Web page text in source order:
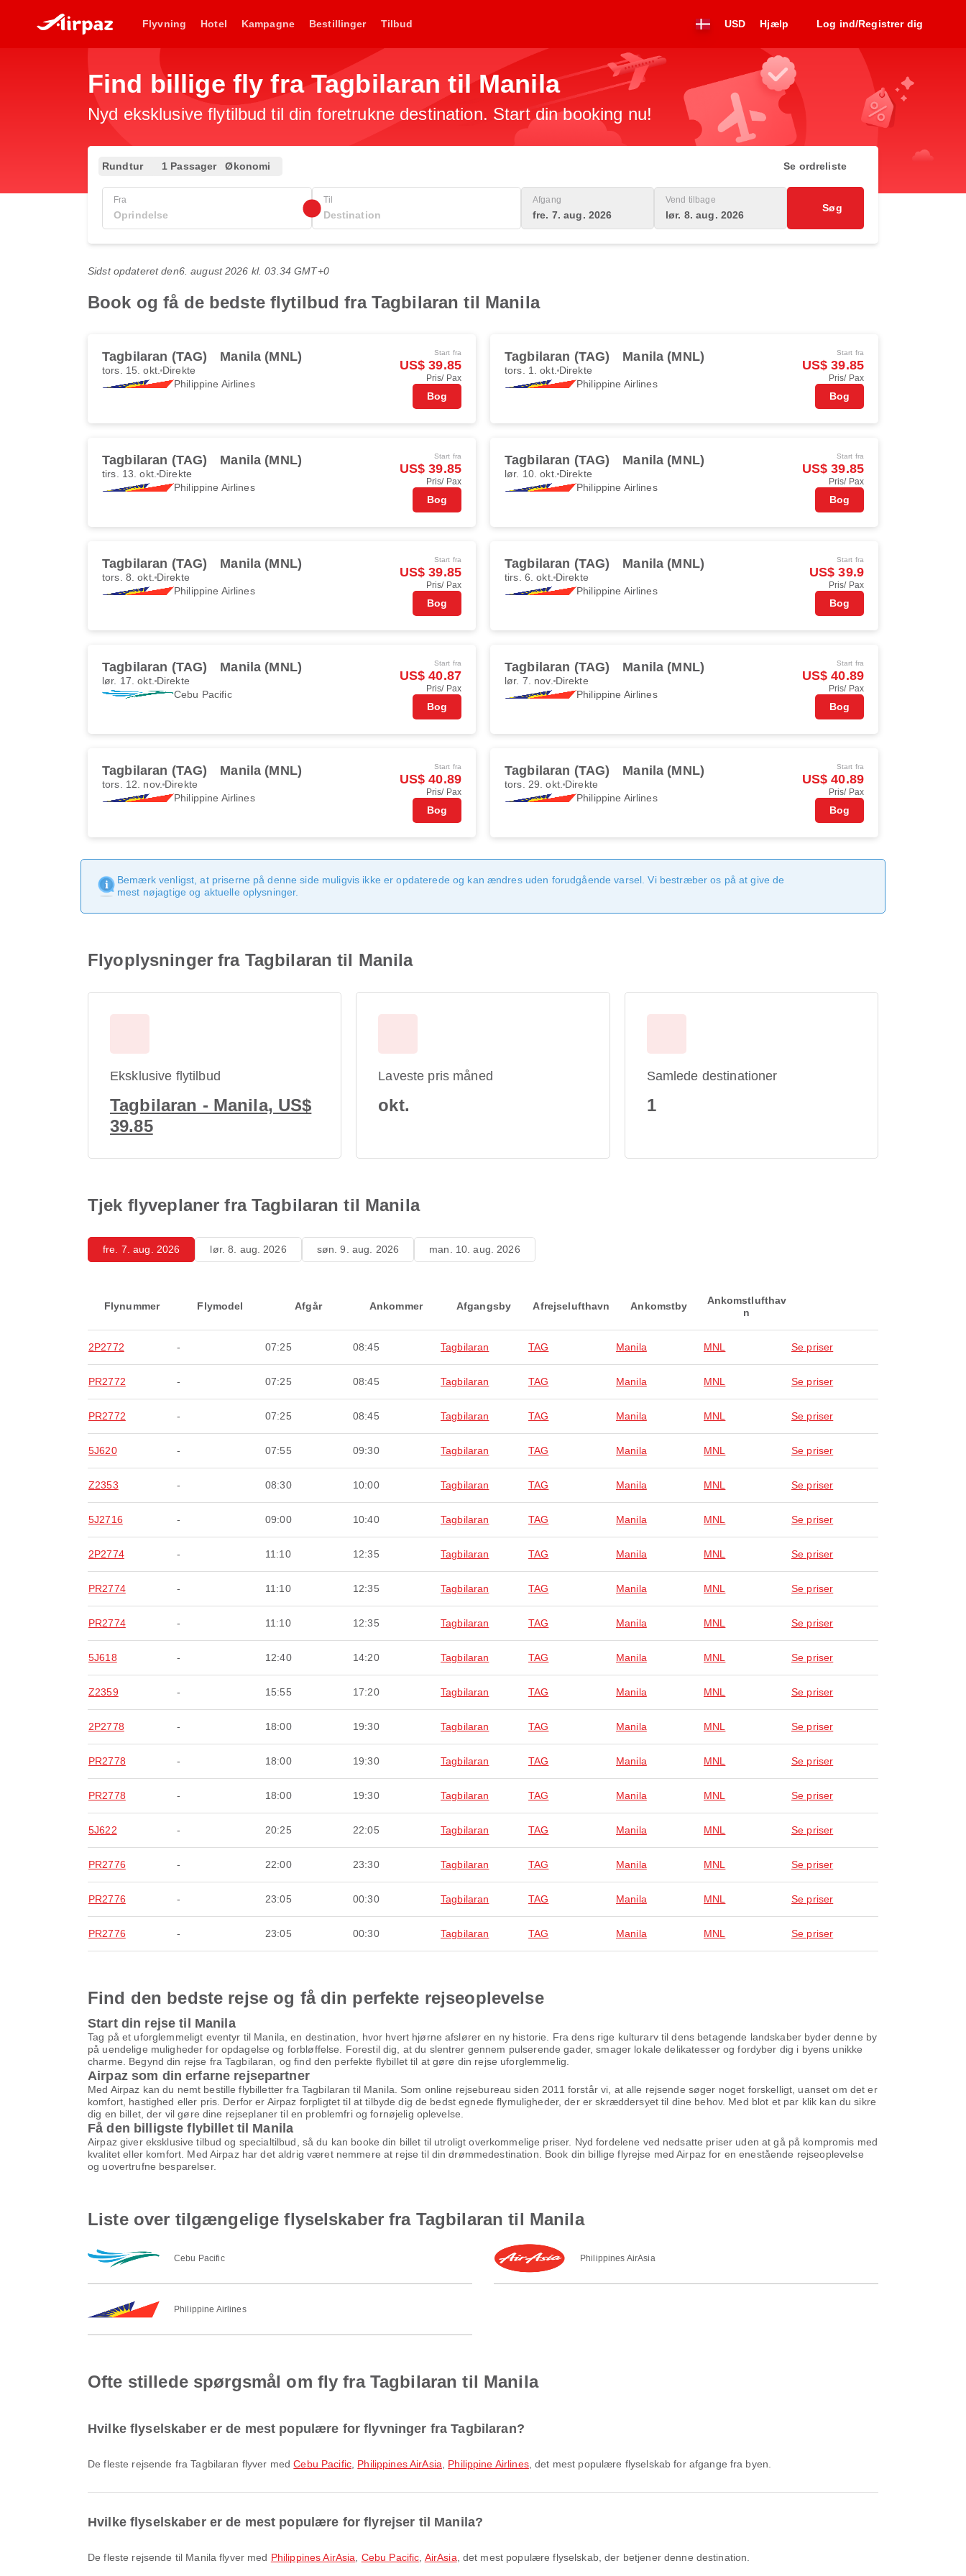
Flyvning Hotel Kampagne Bestillinger Tilbud USD Hjælp Log ind/Registrer dig
Find billige fly fra Tagbilaran til Manila
Nyd eksklusive flytilbud til din foretrukne destination. Start din booking nu!
Rundtur 1 Passager Økonomi Se ordreliste
Fra Til Afgang
fre. 7. aug. 2026
Vend tilbage
lør. 8. aug. 2026
Søg
Sidst opdateret den6. august 2026 kl. 03.34 GMT+0
Book og få de bedste flytilbud fra Tagbilaran til Manila
Tagbilaran (TAG) Manila (MNL)
tors. 15. okt. Direkte
Philippine Airlines
Start fra
US$ 39.85
Pris/ Pax
Bog
Tagbilaran (TAG) Manila (MNL)
tors. 1. okt. Direkte
Philippine Airlines
Start fra
US$ 39.85
Pris/ Pax
Bog
Tagbilaran (TAG) Manila (MNL)
tirs. 13. okt. Direkte
Philippine Airlines
Start fra
US$ 39.85
Pris/ Pax
Bog
Tagbilaran (TAG) Manila (MNL)
lør. 10. okt. Direkte
Philippine Airlines
Start fra
US$ 39.85
Pris/ Pax
Bog
Tagbilaran (TAG) Manila (MNL)
tors. 8. okt. Direkte
Philippine Airlines
Start fra
US$ 39.85
Pris/ Pax
Bog
Tagbilaran (TAG) Manila (MNL)
tirs. 6. okt. Direkte
Philippine Airlines
Start fra
US$ 39.9
Pris/ Pax
Bog
Tagbilaran (TAG) Manila (MNL)
lør. 17. okt. Direkte
Cebu Pacific
Start fra
US$ 40.87
Pris/ Pax
Bog
Tagbilaran (TAG) Manila (MNL)
lør. 7. nov. Direkte
Philippine Airlines
Start fra
US$ 40.89
Pris/ Pax
Bog
Tagbilaran (TAG) Manila (MNL)
tors. 12. nov. Direkte
Philippine Airlines
Start fra
US$ 40.89
Pris/ Pax
Bog
Tagbilaran (TAG) Manila (MNL)
tors. 29. okt. Direkte
Philippine Airlines
Start fra
US$ 40.89
Pris/ Pax
Bog
Bemærk venligst, at priserne på denne side muligvis ikke er opdaterede og kan ændres uden forudgående varsel. Vi bestræber os på at give de
mest nøjagtige og aktuelle oplysninger.
Flyoplysninger fra Tagbilaran til Manila
Eksklusive flytilbud
Tagbilaran - Manila, US$
39.85
Laveste pris måned
okt.
Samlede destinationer
1
Tjek flyveplaner fra Tagbilaran til Manila
fre. 7. aug. 2026 lør. 8. aug. 2026 søn. 9. aug. 2026 man. 10. aug. 2026
Flynummer Flymodel Afgår Ankommer Afgangsby Afrejselufthavn Ankomstby
Ankomstlufthav
n
2P2772 - 07:25 08:45 Tagbilaran TAG Manila MNL Se priser
PR2772 - 07:25 08:45 Tagbilaran TAG Manila MNL Se priser
PR2772 - 07:25 08:45 Tagbilaran TAG Manila MNL Se priser
5J620 - 07:55 09:30 Tagbilaran TAG Manila MNL Se priser
Z2353 - 08:30 10:00 Tagbilaran TAG Manila MNL Se priser
5J2716 - 09:00 10:40 Tagbilaran TAG Manila MNL Se priser
2P2774 - 11:10 12:35 Tagbilaran TAG Manila MNL Se priser
PR2774 - 11:10 12:35 Tagbilaran TAG Manila MNL Se priser
PR2774 - 11:10 12:35 Tagbilaran TAG Manila MNL Se priser
5J618 - 12:40 14:20 Tagbilaran TAG Manila MNL Se priser
Z2359 - 15:55 17:20 Tagbilaran TAG Manila MNL Se priser
2P2778 - 18:00 19:30 Tagbilaran TAG Manila MNL Se priser
PR2778 - 18:00 19:30 Tagbilaran TAG Manila MNL Se priser
PR2778 - 18:00 19:30 Tagbilaran TAG Manila MNL Se priser
5J622 - 20:25 22:05 Tagbilaran TAG Manila MNL Se priser
PR2776 - 22:00 23:30 Tagbilaran TAG Manila MNL Se priser
PR2776 - 23:05 00:30 Tagbilaran TAG Manila MNL Se priser
PR2776 - 23:05 00:30 Tagbilaran TAG Manila MNL Se priser
Find den bedste rejse og få din perfekte rejseoplevelse
Start din rejse til Manila
Tag på et uforglemmeligt eventyr til Manila, en destination, hvor hvert hjørne afslører en ny historie. Fra dens rige kulturarv til dens betagende landskaber byder denne by
på uendelige muligheder for opdagelse og forbløffelse. Forestil dig, at du slentrer gennem pulserende gader, smager lokale delikatesser og fordyber dig i byens unikke
charme. Begynd din rejse fra Tagbilaran, og find den perfekte flybillet til at gøre din rejse uforglemmelig.
Airpaz som din erfarne rejsepartner
Med Airpaz kan du nemt bestille flybilletter fra Tagbilaran til Manila. Som online rejsebureau siden 2011 forstår vi, at alle rejsende søger noget forskelligt, uanset om det er
komfort, hastighed eller pris. Derfor er Airpaz forpligtet til at tilbyde dig de bedst egnede flymuligheder, der er skræddersyet til dine behov. Med blot et par klik kan du sikre
dig en billet, der vil gøre dine rejseplaner til en problemfri og fornøjelig oplevelse.
Få den billigste flybillet til Manila
Airpaz giver eksklusive tilbud og specialtilbud, så du kan booke din billet til utroligt overkommelige priser. Nyd fordelene ved nedsatte priser uden at gå på kompromis med
kvalitet eller komfort. Med Airpaz har det aldrig været nemmere at rejse til din drømmedestination. Book din billige flyrejse med Airpaz for en enestående rejseoplevelse
og uovertrufne besparelser.
Liste over tilgængelige flyselskaber fra Tagbilaran til Manila
Cebu Pacific Philippines AirAsia
Philippine Airlines
Ofte stillede spørgsmål om fly fra Tagbilaran til Manila
Hvilke flyselskaber er de mest populære for flyvninger fra Tagbilaran?
De fleste rejsende fra Tagbilaran flyver medCebu Pacific Philippines AirAsia Philippine Airlines, det mest populære flyselskab for afgange fra byen.
Hvilke flyselskaber er de mest populære for flyrejser til Manila?
De fleste rejsende til Manila flyver med Philippines AirAsia Cebu Pacific AirAsia , det mest populære flyselskab, der betjener denne destination.